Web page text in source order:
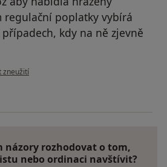
regulační poplatky vybírá
kdy na ně zjevně
uživatele Pacient
zneužití
názory rozhodovat o tom,
nebo ordinaci navštívit?